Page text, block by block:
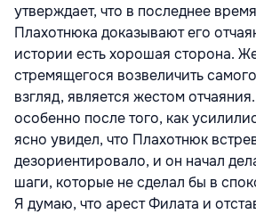
утверждает, что в последнее
Плахотнюка доказывают его
истории есть хорошая сторона.
стремящегося возвеличить
взгляд, является жестом
особенно после того, как
ясно увидел, что Плахотнюк
дезориентировало, и он начал
шаги, которые не сделал бы в
Я думаю, что арест Филата и